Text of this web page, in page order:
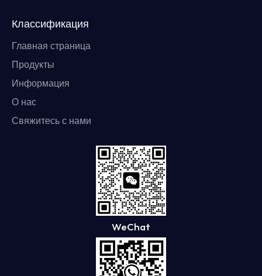
Классификация
Главная страница
Продукты
Информация
О нас
Свяжитесь с нами
WeChat